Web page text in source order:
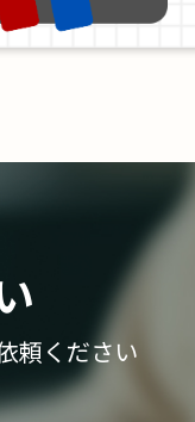
頼ください